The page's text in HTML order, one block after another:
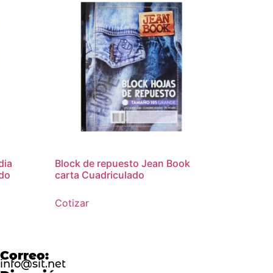
Block de repuesto Jean Book
carta Cuadriculado
Cotizar
Correo:
info@sit.net